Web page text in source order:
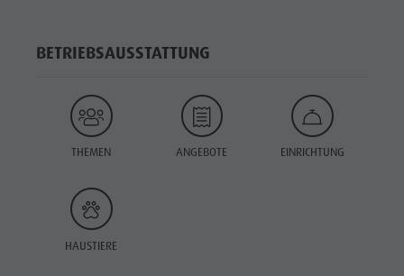
BETRIEBSAUSSTATTUNG
THEMEN ANGEBOTE EINRICHTUNG
HAUSTIERE